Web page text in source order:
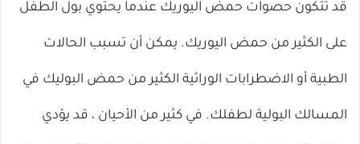
قد تتكون حصوات حمض اليوريك عندما يحتوي بول الطفل
على الكثير من حمض اليوريك. يمكن أن تسبب الحالات
الطبية أو الاضطرابات الوراثية الكثير من حمض البوليك في
المسالك البولية لطفلك. في كثير من الأحيان ، قد يؤدي